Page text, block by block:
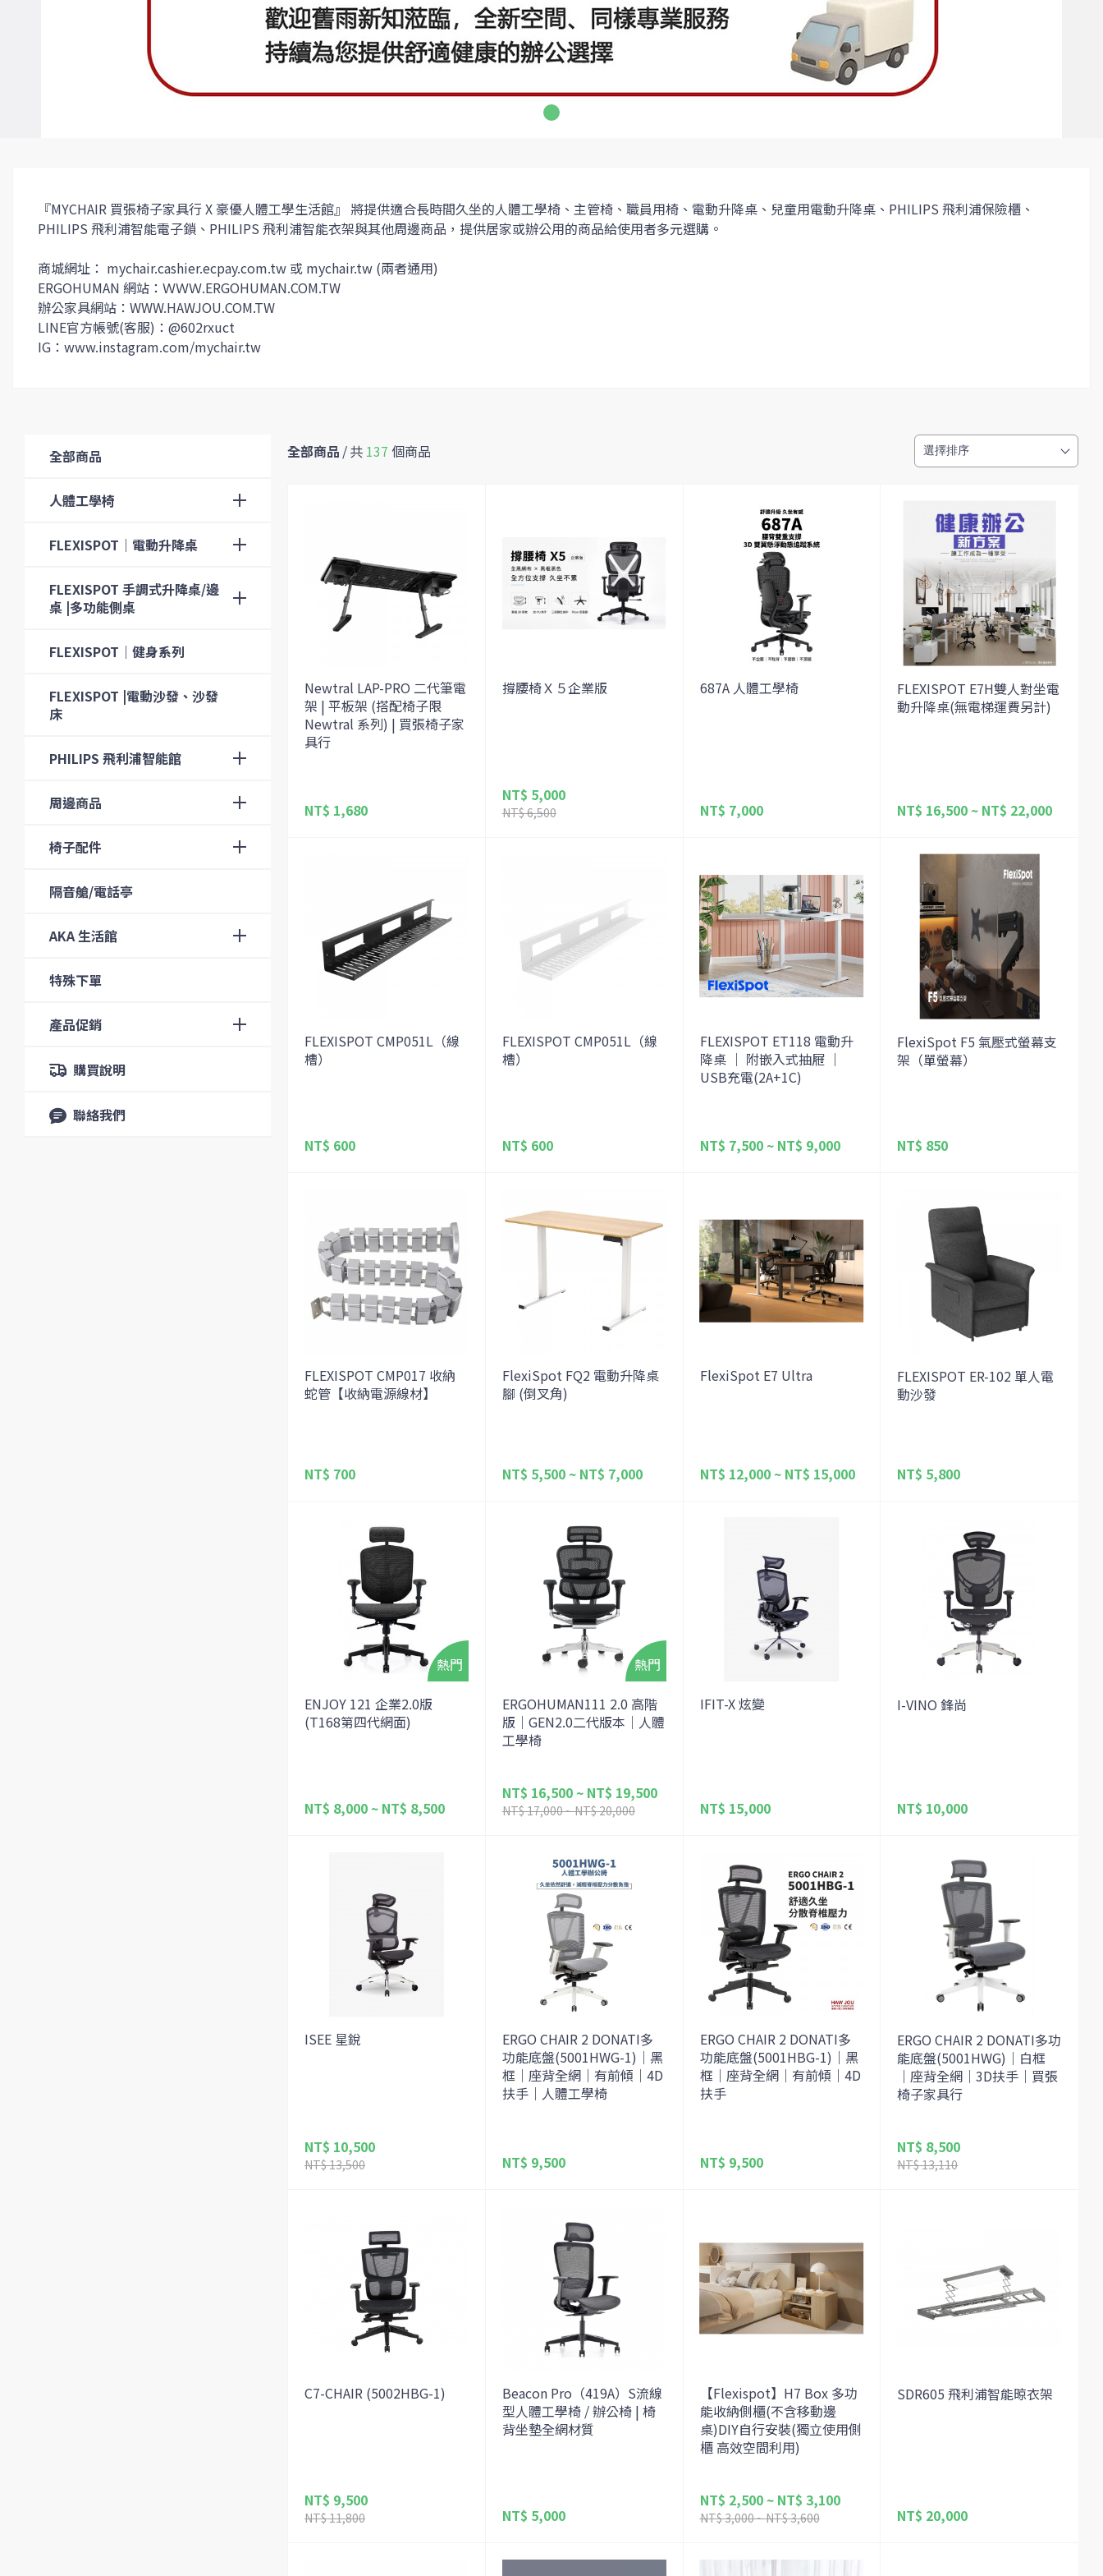
『MYCHAIR 買張椅子家具行 X 豪優人體工學生活館』 將提供適合長時間久坐的人體工學椅、主管椅、職員用椅、電動升降桌、兒童用電動升降桌、PHILIPS 飛利浦保險櫃、
PHILIPS 飛利浦智能電子鎖、PHILIPS 飛利浦智能衣架與其他周邊商品，提供居家或辦公用的商品給使用者多元選購。
商城網址： mychair.cashier.ecpay.com.tw 或 mychair.tw (兩者通用)
ERGOHUMAN 網站：ＷＷＷ.ERGOHUMAN.COM.TW
辦公家具網站：WWW.HAWJOU.COM.TW
LINE官方帳號(客服)：@602rxuct
IG：www.instagram.com/mychair.tw
全部商品
人體工學椅
FLEXISPOT｜電動升降桌
FLEXISPOT 手調式升降桌/邊
桌 |多功能側桌
FLEXISPOT｜健身系列
FLEXISPOT |電動沙發、沙發
床
PHILIPS 飛利浦智能館
周邊商品
椅子配件
隔音艙/電話亭
AKA 生活館
特殊下單
產品促銷
購買說明
聯絡我們
全部商品 /共 137 個商品
Newtral LAP-PRO 二代筆電
架 | 平板架 (搭配椅子限
Newtral 系列) | 買張椅子家
具行
NT$ 1,680
撐腰椅Ｘ５企業版
NT$ 5,000
NT$ 6,500
687A 人體工學椅
NT$ 7,000
FLEXISPOT E7H雙人對坐電
動升降桌(無電梯運費另計)
NT$ 16,500 ~ NT$ 22,000
FLEXISPOT CMP051L（線
槽）
NT$ 600
FLEXISPOT CMP051L（線
槽）
NT$ 600
FLEXISPOT ET118 電動升
降桌 ｜ 附嵌入式抽屜 ｜
USB充電(2A+1C)
NT$ 7,500 ~ NT$ 9,000
FlexiSpot F5 氣壓式螢幕支
架（單螢幕）
NT$ 850
FLEXISPOT CMP017 收納
蛇管【收納電源線材】
NT$ 700
FlexiSpot FQ2 電動升降桌
腳 (倒叉角)
NT$ 5,500 ~ NT$ 7,000
FlexiSpot E7 Ultra
NT$ 12,000 ~ NT$ 15,000
FLEXISPOT ER-102 單人電
動沙發
NT$ 5,800
ENJOY 121 企業2.0版
(T168第四代網面)
NT$ 8,000 ~ NT$ 8,500
ERGOHUMAN111 2.0 高階
版｜GEN2.0二代版本｜人體
工學椅
NT$ 16,500 ~ NT$ 19,500
NT$ 17,000 ~ NT$ 20,000
IFIT-X 炫變
NT$ 15,000
I-VINO 鋒尚
NT$ 10,000
ISEE 星銳
NT$ 10,500
NT$ 13,500
ERGO CHAIR 2 DONATI多
功能底盤(5001HWG-1)｜黑
框｜座背全網｜有前傾｜4D
扶手｜人體工學椅
NT$ 9,500
ERGO CHAIR 2 DONATI多
功能底盤(5001HBG-1)｜黑
框｜座背全網｜有前傾｜4D
扶手
NT$ 9,500
ERGO CHAIR 2 DONATI多功
能底盤(5001HWG)｜白框
｜座背全網｜3D扶手｜買張
椅子家具行
NT$ 8,500
NT$ 13,110
C7-CHAIR (5002HBG-1)
NT$ 9,500
NT$ 11,800
Beacon Pro（419A）S流線
型人體工學椅 / 辦公椅 | 椅
背坐墊全網材質
NT$ 5,000
【Flexispot】H7 Box 多功
能收納側櫃(不含移動邊
桌)DIY自行安裝(獨立使用側
櫃 高效空間利用)
NT$ 2,500 ~ NT$ 3,100
NT$ 3,000 ~ NT$ 3,600
SDR605 飛利浦智能晾衣架
NT$ 20,000